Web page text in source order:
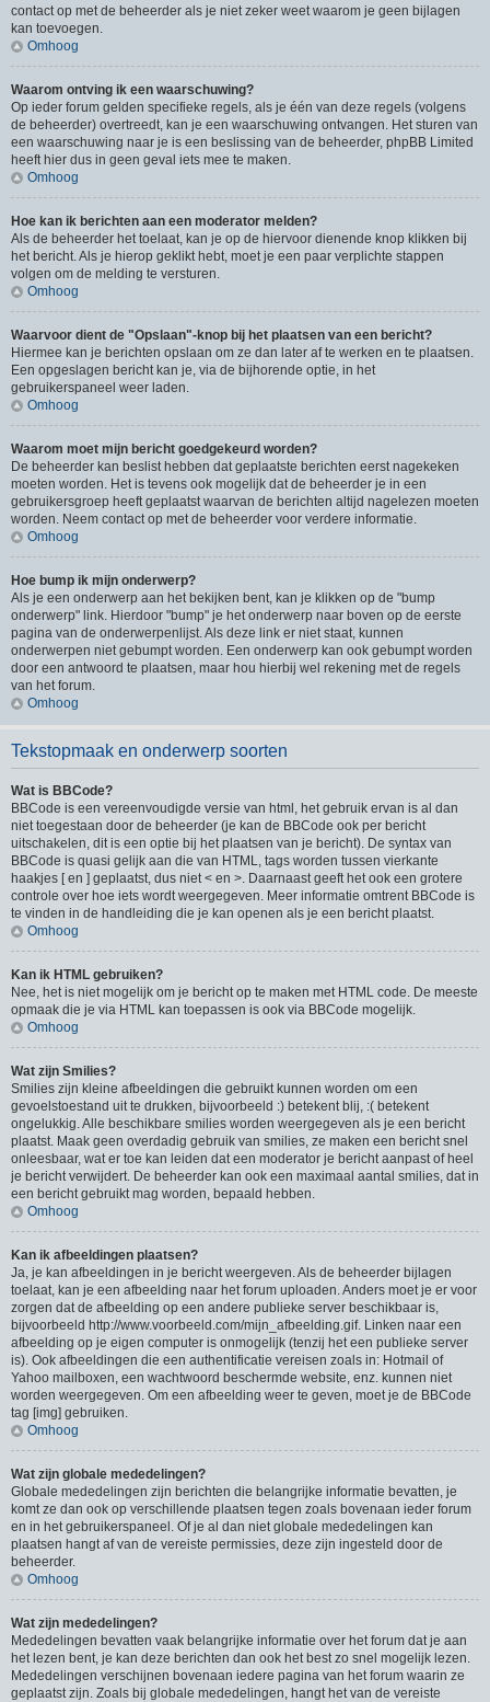
contact op met de beheerder als je niet zeker weet waarom je geen bijlagen
kan toevoegen.
Omhoog
Waarom ontving ik een waarschuwing?
Op ieder forum gelden specifieke regels, als je één van deze regels (volgens
de beheerder) overtreedt, kan je een waarschuwing ontvangen. Het sturen van
een waarschuwing naar je is een beslissing van de beheerder, phpBB Limited
heeft hier dus in geen geval iets mee te maken.
Omhoog
Hoe kan ik berichten aan een moderator melden?
Als de beheerder het toelaat, kan je op de hiervoor dienende knop klikken bij
het bericht. Als je hierop geklikt hebt, moet je een paar verplichte stappen
volgen om de melding te versturen.
Omhoog
Waarvoor dient de "Opslaan"-knop bij het plaatsen van een bericht?
Hiermee kan je berichten opslaan om ze dan later af te werken en te plaatsen.
Een opgeslagen bericht kan je, via de bijhorende optie, in het
gebruikerspaneel weer laden.
Omhoog
Waarom moet mijn bericht goedgekeurd worden?
De beheerder kan beslist hebben dat geplaatste berichten eerst nagekeken
moeten worden. Het is tevens ook mogelijk dat de beheerder je in een
gebruikersgroep heeft geplaatst waarvan de berichten altijd nagelezen moeten
worden. Neem contact op met de beheerder voor verdere informatie.
Omhoog
Hoe bump ik mijn onderwerp?
Als je een onderwerp aan het bekijken bent, kan je klikken op de "bump
onderwerp" link. Hierdoor "bump" je het onderwerp naar boven op de eerste
pagina van de onderwerpenlijst. Als deze link er niet staat, kunnen
onderwerpen niet gebumpt worden. Een onderwerp kan ook gebumpt worden
door een antwoord te plaatsen, maar hou hierbij wel rekening met de regels
van het forum.
Omhoog
Tekstopmaak en onderwerp soorten
Wat is BBCode?
BBCode is een vereenvoudigde versie van html, het gebruik ervan is al dan
niet toegestaan door de beheerder (je kan de BBCode ook per bericht
uitschakelen, dit is een optie bij het plaatsen van je bericht). De syntax van
BBCode is quasi gelijk aan die van HTML, tags worden tussen vierkante
haakjes [ en ] geplaatst, dus niet < en >. Daarnaast geeft het ook een grotere
controle over hoe iets wordt weergegeven. Meer informatie omtrent BBCode is
te vinden in de handleiding die je kan openen als je een bericht plaatst.
Omhoog
Kan ik HTML gebruiken?
Nee, het is niet mogelijk om je bericht op te maken met HTML code. De meeste
opmaak die je via HTML kan toepassen is ook via BBCode mogelijk.
Omhoog
Wat zijn Smilies?
Smilies zijn kleine afbeeldingen die gebruikt kunnen worden om een
gevoelstoestand uit te drukken, bijvoorbeeld :) betekent blij, :( betekent
ongelukkig. Alle beschikbare smilies worden weergegeven als je een bericht
plaatst. Maak geen overdadig gebruik van smilies, ze maken een bericht snel
onleesbaar, wat er toe kan leiden dat een moderator je bericht aanpast of heel
je bericht verwijdert. De beheerder kan ook een maximaal aantal smilies, dat in
een bericht gebruikt mag worden, bepaald hebben.
Omhoog
Kan ik afbeeldingen plaatsen?
Ja, je kan afbeeldingen in je bericht weergeven. Als de beheerder bijlagen
toelaat, kan je een afbeelding naar het forum uploaden. Anders moet je er voor
zorgen dat de afbeelding op een andere publieke server beschikbaar is,
bijvoorbeeld http://www.voorbeeld.com/mijn_afbeelding.gif. Linken naar een
afbeelding op je eigen computer is onmogelijk (tenzij het een publieke server
is). Ook afbeeldingen die een authentificatie vereisen zoals in: Hotmail of
Yahoo mailboxen, een wachtwoord beschermde website, enz. kunnen niet
worden weergegeven. Om een afbeelding weer te geven, moet je de BBCode
tag [img] gebruiken.
Omhoog
Wat zijn globale mededelingen?
Globale mededelingen zijn berichten die belangrijke informatie bevatten, je
komt ze dan ook op verschillende plaatsen tegen zoals bovenaan ieder forum
en in het gebruikerspaneel. Of je al dan niet globale mededelingen kan
plaatsen hangt af van de vereiste permissies, deze zijn ingesteld door de
beheerder.
Omhoog
Wat zijn mededelingen?
Mededelingen bevatten vaak belangrijke informatie over het forum dat je aan
het lezen bent, je kan deze berichten dan ook het best zo snel mogelijk lezen.
Mededelingen verschijnen bovenaan iedere pagina van het forum waarin ze
geplaatst zijn. Zoals bij globale mededelingen, hangt het van de vereiste